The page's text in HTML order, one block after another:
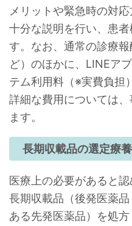
メリットや緊急時の対
十分な説明を行い、患
す。なお、通常の診療
ど）のほかに、LINEア
テム利用料（※実費負担
詳細な費用については
ます。
長期収載品の選定療
医療上の必要があると
長期収載品（後発医薬
ある先発医薬品）を処